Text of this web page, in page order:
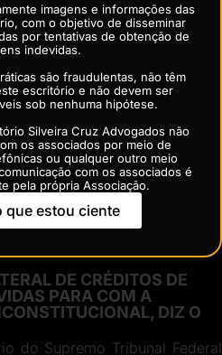
SALGADO, EM
SENTENÇA
CONTRA PREFEITO
Salgado, do TRF-1, suspendeu,
proferida contra um
do Amazonas,…
DE CRÉDITOS DE
PARA COM A
DIZ O
do Supremo Tribunal Federal
imagens e informações das
com o objetivo de disseminar
por tentativas de obtenção de
indevidas.
são fraudulentas, não têm
escritório e não devem ser
sob nenhuma hipótese.
Silveira Cruz Advogados não
os associados por meio de
ou qualquer outro meio
com os associados é
pela própria Associação.
que estou ciente